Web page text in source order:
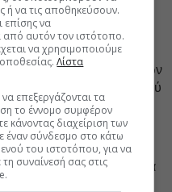
μόνο για τον
τράπεζες
ελληνικών τραπεζών
επιδείνωση των
τράπεζες σε πολύ
φωτοβολταϊκών έχει
μια στρεβλή αγορά:
χωρίς καμία
με αποτέλεσμα να
να τις αποθηκεύσουν.
επίσης να
από αυτόν τον ιστότοπο.
να χρησιμοποιούμε
Λίστα
επεξεργάζονται τα
το έννομο συμφέρον
κάνοντας διαχείριση των
έναν σύνδεσμο στο κάτω
του ιστοτόπου, για να
τη συναίνεσή σας στις